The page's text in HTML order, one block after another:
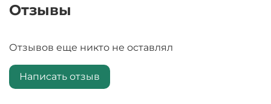
Отзывы
Отзывов еще никто не оставлял
Написать отзыв